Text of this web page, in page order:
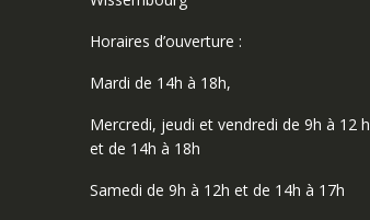
Horaires d’ouverture :
Mardi de 14h à 18h,
Mercredi, jeudi et vendredi de 9h à 12 h
et de 14h à 18h
Samedi de 9h à 12h et de 14h à 17h